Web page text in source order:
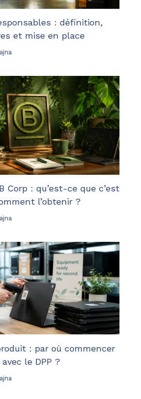
: définition,
et mise en place
Corp : qu’est-ce que c’est
l’obtenir ?
: par où commencer
avec le DPP ?